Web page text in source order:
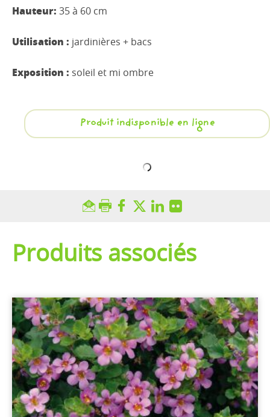
Hauteur: 35 à 60 cm
Utilisation : jardinières + bacs
Exposition : soleil et mi ombre
Produit indisponible en ligne
Produits associés